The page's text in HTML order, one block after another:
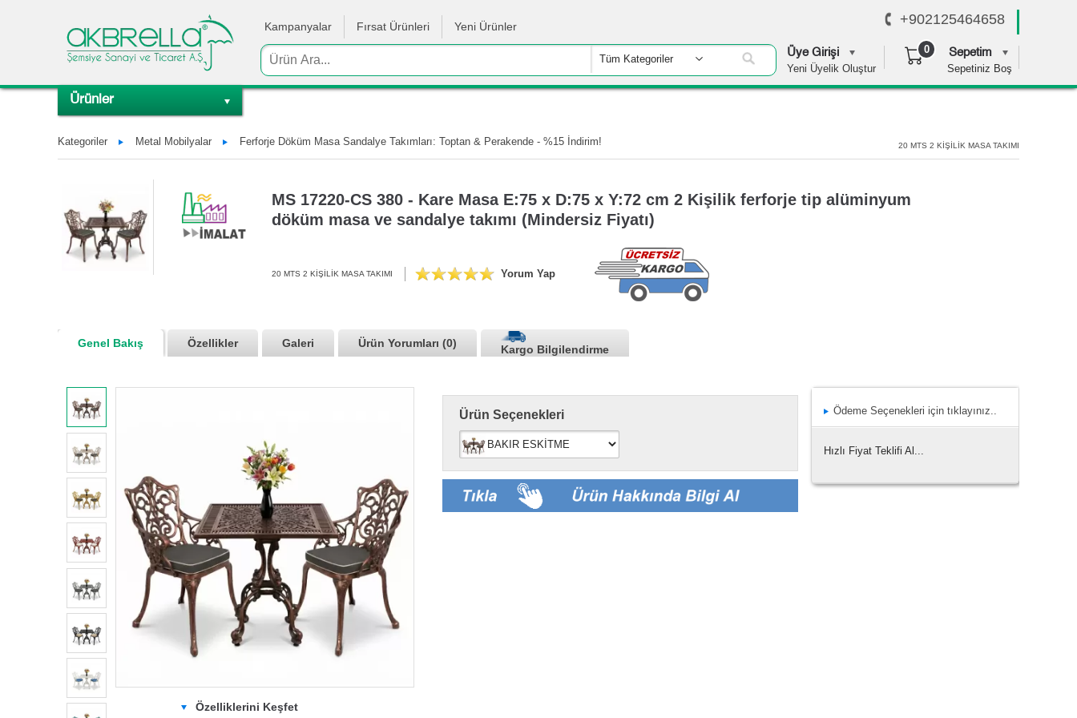
Kampanyalar Fırsat Ürünleri Yeni Ürünler +902125464658
Tüm Kategoriler
Üye Girişi
Yeni Üyelik Oluştur
Sepetim
0
Sepetiniz Boş
0,00 TL
Ürünler
Kategoriler Metal Mobilyalar Ferforje Döküm Masa Sandalye Takımları: Toptan & Perakende - %15 İndirim! 20 MTS 2 KİŞİLİK MASA TAKIMI
MS 17220-CS 380 - Kare Masa E:75 x D:75 x Y:72 cm 2 Kişilik ferforje tip alüminyum
döküm masa ve sandalye takımı (Mindersiz Fiyatı)
20 MTS 2 KİŞİLİK MASA TAKIMI Yorum Yap
Genel Bakış Özellikler Galeri Ürün Yorumları (0)
Kargo Bilgilendirme
Özelliklerini Keşfet
Ürün Seçenekleri Ödeme Seçenekleri için tıklayınız..
Hızlı Fiyat Teklifi Al...